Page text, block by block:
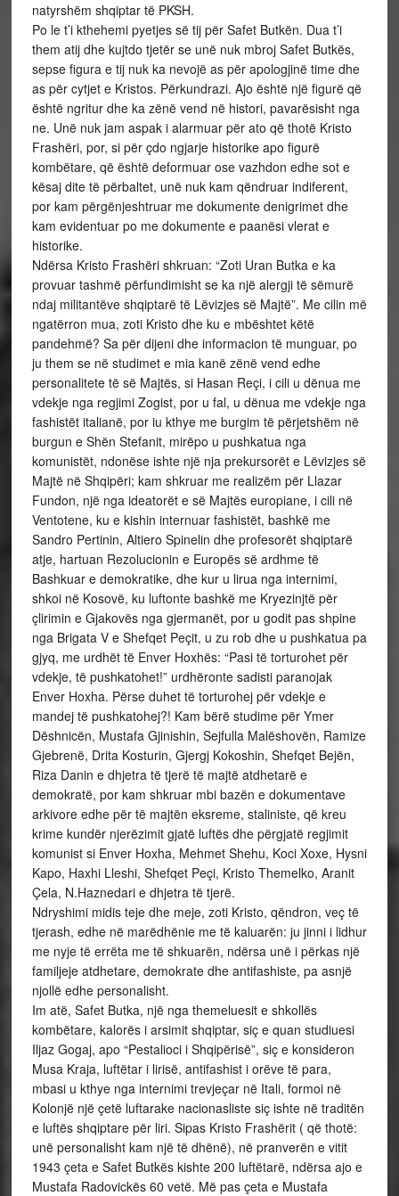
natyrshëm shqiptar të PKSH.
Po le t’i kthehemi pyetjes së tij për Safet Butkën. Dua t’i
them atij dhe kujtdo tjetër se unë nuk mbroj Safet Butkës,
sepse figura e tij nuk ka nevojë as për apologjinë time dhe
as për cytjet e Kristos. Përkundrazi. Ajo është një figurë që
është ngritur dhe ka zënë vend në histori, pavarësisht nga
ne. Unë nuk jam aspak i alarmuar për ato që thotë Kristo
Frashëri, por, si për çdo ngjarje historike apo figurë
kombëtare, që është deformuar ose vazhdon edhe sot e
kësaj dite të përbaltet, unë nuk kam qëndruar indiferent,
por kam përgënjeshtruar me dokumente denigrimet dhe
kam evidentuar po me dokumente e paanësi vlerat e
historike.
Ndërsa Kristo Frashëri shkruan: “Zoti Uran Butka e ka
provuar tashmë përfundimisht se ka një alergji të sëmurë
ndaj militantëve shqiptarë të Lëvizjes së Majtë”. Me cilin më
ngatërron mua, zoti Kristo dhe ku e mbështet këtë
pandehmë? Sa për dijeni dhe informacion të munguar, po
ju them se në studimet e mia kanë zënë vend edhe
personalitete të së Majtës, si Hasan Reçi, i cili u dënua me
vdekje nga regjimi Zogist, por u fal, u dënua me vdekje nga
fashistët italianë, por iu kthye me burgim të përjetshëm në
burgun e Shën Stefanit, mirëpo u pushkatua nga
komunistët, ndonëse ishte një nja prekursorët e Lëvizjes së
Majtë në Shqipëri; kam shkruar me realizëm për Llazar
Fundon, një nga ideatorët e së Majtës europiane, i cili në
Ventotene, ku e kishin internuar fashistët, bashkë me
Sandro Pertinin, Altiero Spinelin dhe profesorët shqiptarë
atje, hartuan Rezolucionin e Europës së ardhme të
Bashkuar e demokratike, dhe kur u lirua nga internimi,
shkoi në Kosovë, ku luftonte bashkë me Kryezinjtë për
çlirimin e Gjakovës nga gjermanët, por u godit pas shpine
nga Brigata V e Shefqet Peçit, u zu rob dhe u pushkatua pa
gjyq, me urdhët të Enver Hoxhës: “Pasi të torturohet për
vdekje, të pushkatohet!” urdhëronte sadisti paranojak
Enver Hoxha. Përse duhet të torturohej për vdekje e
mandej të pushkatohej?! Kam bërë studime për Ymer
Dëshnicën, Mustafa Gjinishin, Sejfulla Malëshovën, Ramize
Gjebrenë, Drita Kosturin, Gjergj Kokoshin, Shefqet Bejën,
Riza Danin e dhjetra të tjerë të majtë atdhetarë e
demokratë, por kam shkruar mbi bazën e dokumentave
arkivore edhe për të majtën eksreme, staliniste, që kreu
krime kundër njerëzimit gjatë luftës dhe përgjatë regjimit
komunist si Enver Hoxha, Mehmet Shehu, Koci Xoxe, Hysni
Kapo, Haxhi Lleshi, Shefqet Peçi, Kristo Themelko, Aranit
Çela, N.Haznedari e dhjetra të tjerë.
Ndryshimi midis teje dhe meje, zoti Kristo, qëndron, veç të
tjerash, edhe në marëdhënie me të kaluarën: ju jinni i lidhur
me nyje të errëta me të shkuarën, ndërsa unë i përkas një
familjeje atdhetare, demokrate dhe antifashiste, pa asnjë
njollë edhe personalisht.
Im atë, Safet Butka, një nga themeluesit e shkollës
kombëtare, kalorës i arsimit shqiptar, siç e quan studiuesi
Iljaz Gogaj, apo “Pestalioci i Shqipërisë”, siç e konsideron
Musa Kraja, luftëtar i lirisë, antifashist i orëve të para,
mbasi u kthye nga internimi trevjeçar në Itali, formoi në
Kolonjë një çetë luftarake nacionasliste siç ishte në traditën
e luftës shqiptare për liri. Sipas Kristo Frashërit ( që thotë:
unë personalisht kam një të dhënë), në pranverën e vitit
1943 çeta e Safet Butkës kishte 200 luftëtarë, ndërsa ajo e
Mustafa Radovickës 60 vetë. Më pas çeta e Mustafa